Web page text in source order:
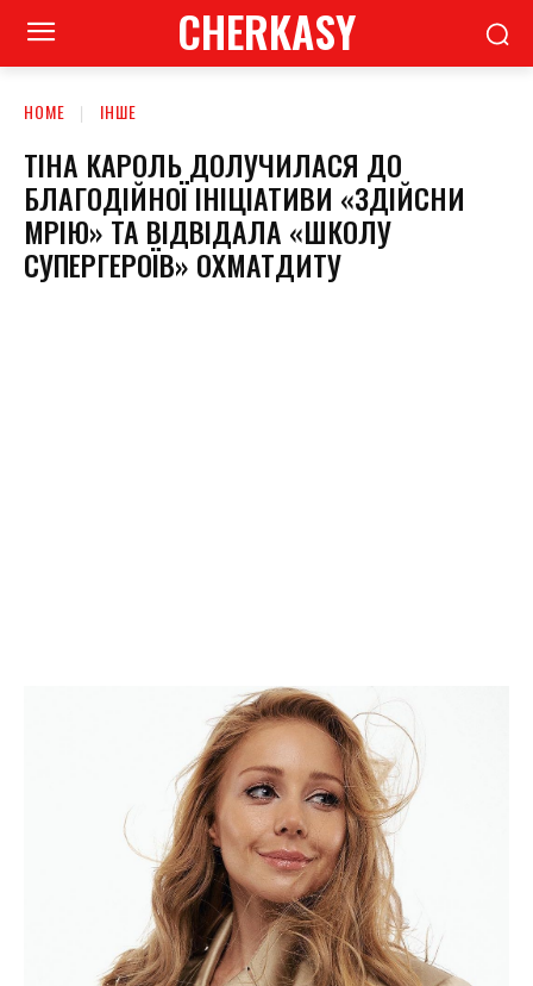
CHERKASY
HOME ІНШЕ
ТІНА КАРОЛЬ ДОЛУЧИЛАСЯ ДО
БЛАГОДІЙНОЇ ІНІЦІАТИВИ «ЗДІЙСНИ
МРІЮ» ТА ВІДВІДАЛА «ШКОЛУ
СУПЕРГЕРОЇВ» ОХМАТДИТУ